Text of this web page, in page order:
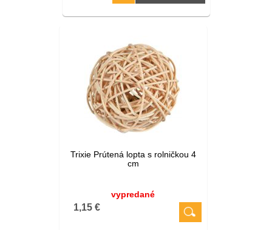
Trixie Prútená lopta s rolničkou 4
cm
vypredané
1,15 €